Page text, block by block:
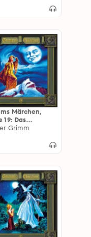
Märchen,
19: Das
springende
/
Grimm